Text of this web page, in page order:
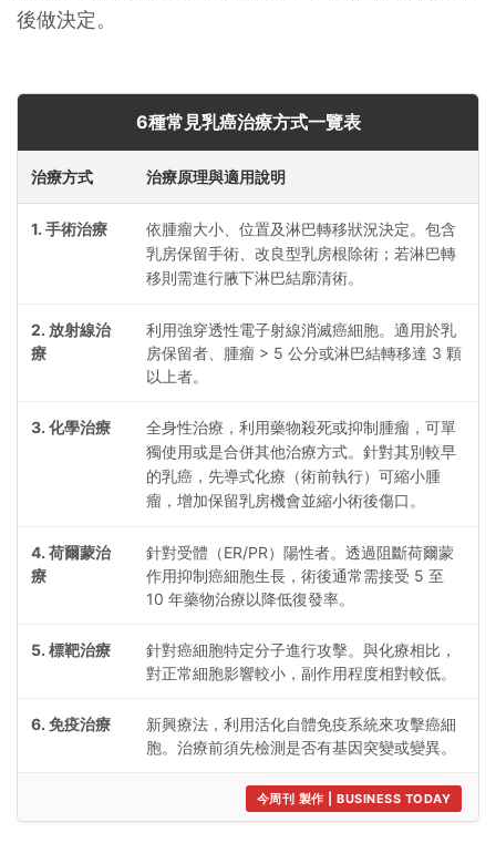
後做決定。
6種常見乳癌治療方式一覽表
治療方式 治療原理與適用說明
1. 手術治療
依腫瘤大小、位置及淋巴轉移狀況決定。包含
乳房保留手術、改良型乳房根除術；若淋巴轉
移則需進行腋下淋巴結廓清術。
2. 放射線治
療
利用強穿透性電子射線消滅癌細胞。適用於乳
房保留者、腫瘤 > 5 公分或淋巴結轉移達 3 顆
以上者。
3. 化學治療
全身性治療，利用藥物殺死或抑制腫瘤，可單
獨使用或是合併其他治療方式。針對其別較早
的乳癌，先導式化療（術前執行）可縮小腫
瘤，增加保留乳房機會並縮小術後傷口。
4. 荷爾蒙治
療
針對受體（ER/PR）陽性者。透過阻斷荷爾蒙
作用抑制癌細胞生長，術後通常需接受 5 至
10 年藥物治療以降低復發率。
5. 標靶治療
針對癌細胞特定分子進行攻擊。與化療相比，
對正常細胞影響較小，副作用程度相對較低。
6. 免疫治療
新興療法，利用活化自體免疫系統來攻擊癌細
胞。治療前須先檢測是否有基因突變或變異。
今周刊 製作 | BUSINESS TODAY